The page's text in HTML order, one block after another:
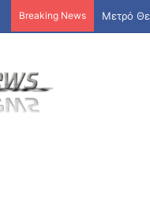
Breaking News